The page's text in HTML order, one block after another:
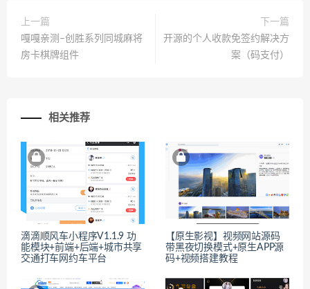
上一篇
嘎嘎亲测–创胜系列同城麻将
房卡棋牌组件
下一篇
开源的个人收款免签约解决方
案（码支付）
相关推荐
滴滴顺风车小程序V1.1.9 功
能模块+前端+后端+城市共享
交通打车网约车平台
【原生影视】视频网站源码
带黑夜切换模式+原生APP源
码+视频搭建教程